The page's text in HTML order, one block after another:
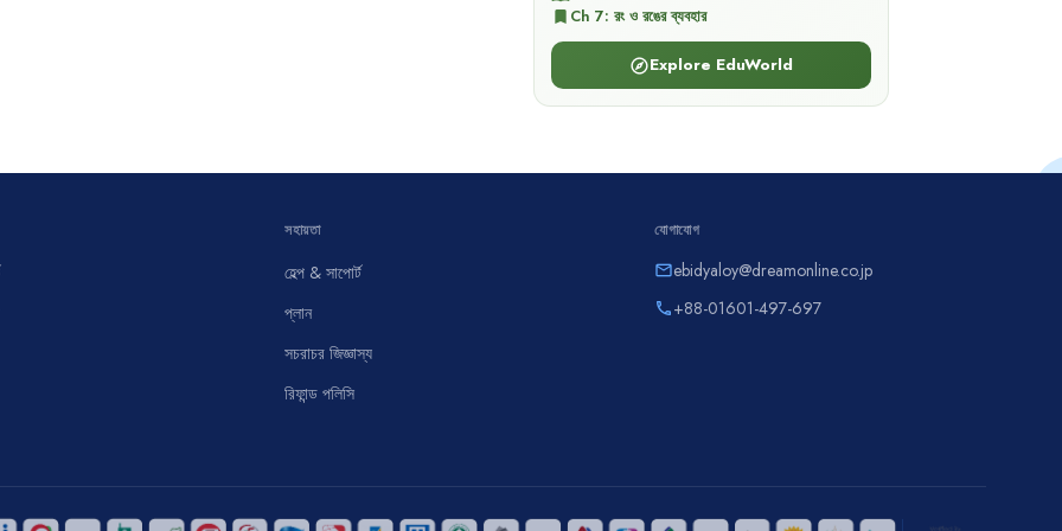
bookmark Ch 7: রং ও রঙের ব্যবহার
exploreExplore EduWorld
সহায়তা
হেল্প & সাপোর্ট
প্লান
সচরাচর জিজ্ঞাস্য
রিফান্ড পলিসি
যোগাযোগ
emailebidyaloy@dreamonline.co.jp
phone+88-01601-497-697